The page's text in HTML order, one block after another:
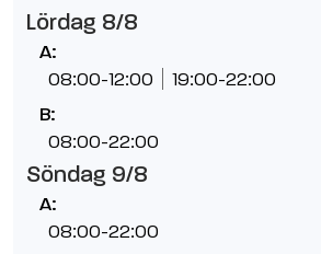
Lördag 8/8
A:
08:00-12:00 19:00-22:00
B:
08:00-22:00
Söndag 9/8
A:
08:00-22:00